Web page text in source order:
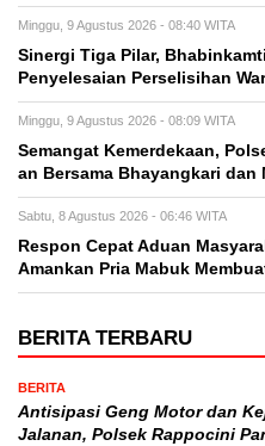
Minggu, 9 Agustus 2026 - 08:40 WITA
Sinergi Tiga Pilar,
Penyelesaian Perselisihan
Minggu, 9 Agustus 2026 - 08:09 WITA
Semangat Kemerdekaan,
an Bersama Bhayangkari dan
Sabtu, 8 Agustus 2026 - 06:46 WITA
Respon Cepat Aduan
Amankan Pria Mabuk
BERITA TERBARU
BERITA
Antisipasi Geng Motor dan
Jalanan, Polsek Rappocini